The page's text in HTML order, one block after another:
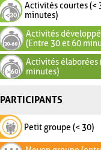
Activités courtes (<
minutes)
Activités
(Entre 30 et 60
Activités élaborées
minutes)
PARTICIPANTS
Petit groupe (< 30)